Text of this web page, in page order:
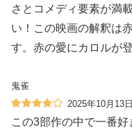
さとコメディ要素が満
い！この映画の解釈は
す。赤の愛にカロルが
鬼雀
2025年10月13日
この3部作の中で一番